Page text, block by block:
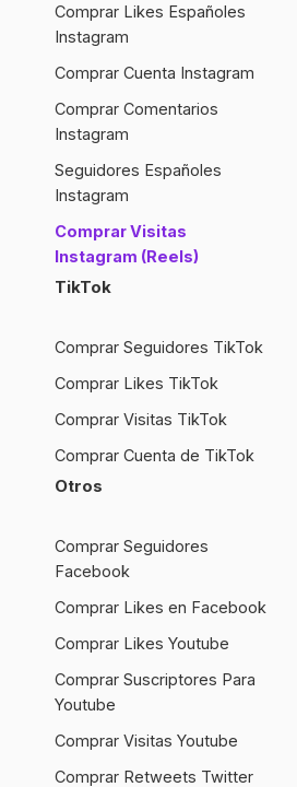
Comprar Likes Españoles
Instagram
Comprar Cuenta Instagram
Comprar Comentarios
Instagram
Seguidores Españoles
Instagram
Comprar Visitas
Instagram (Reels)
TikTok
Comprar Seguidores TikTok
Comprar Likes TikTok
Comprar Visitas TikTok
Comprar Cuenta de TikTok
Otros
Comprar Seguidores
Facebook
Comprar Likes en Facebook
Comprar Likes Youtube
Comprar Suscriptores Para
Youtube
Comprar Visitas Youtube
Comprar Retweets Twitter